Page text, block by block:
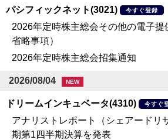
パシフィックネット(3021)
今すぐ登録
2026年定時株主総会その他の電子
省略事項）
2026年定時株主総会招集通知
2026/08/04 NEW
ドリームインキュベータ(4310) 今すぐ
アナリストレポート（シェアードリ
期第1四半期決算を発表